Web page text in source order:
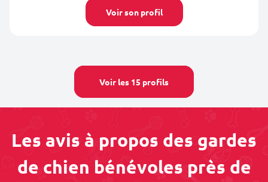
Voir son profil
Voir les 15 profils
Les avis à propos des gardes
de chien bénévoles près de